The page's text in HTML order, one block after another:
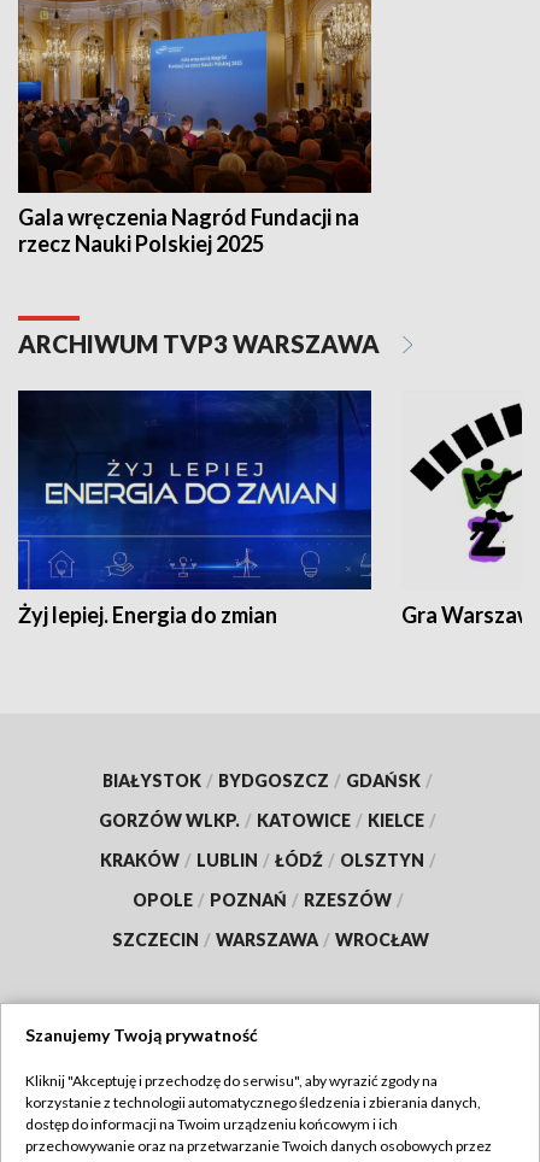
Gala wręczenia Nagród Fundacji na
rzecz Nauki Polskiej 2025
ARCHIWUM TVP3 WARSZAWA
Żyj lepiej. Energia do zmian Gra
BIAŁYSTOK / BYDGOSZCZ / GDAŃSK /
GORZÓW WLKP. / KATOWICE / KIELCE /
KRAKÓW / LUBLIN / ŁÓDŹ / OLSZTYN /
OPOLE / POZNAŃ / RZESZÓW /
SZCZECIN / WARSZAWA / WROCŁAW
TVP
Abonament TVP
Regulamin TVP
Szanujemy Twoją prywatność
Kliknij "Akceptuję i przechodzę do serwisu", aby wyrazić zgody na
korzystanie z technologii automatycznego śledzenia i zbierania danych,
dostęp do informacji na Twoim urządzeniu końcowym i ich
przechowywanie oraz na przetwarzanie Twoich danych osobowych przez